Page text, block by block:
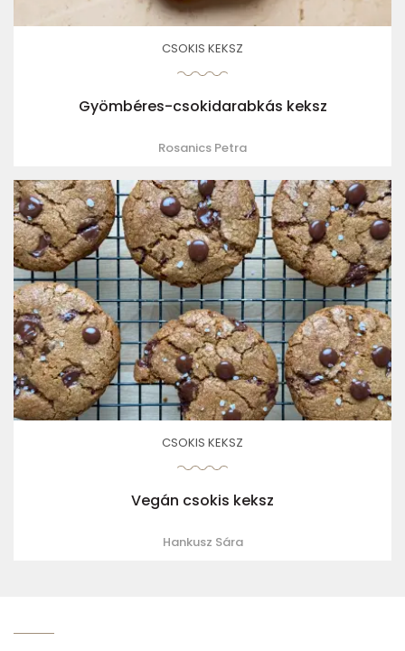
CSOKIS KEKSZ
Gyömbéres-csokidarabkás keksz
Rosanics Petra
CSOKIS KEKSZ
Vegán csokis keksz
Hankusz Sára